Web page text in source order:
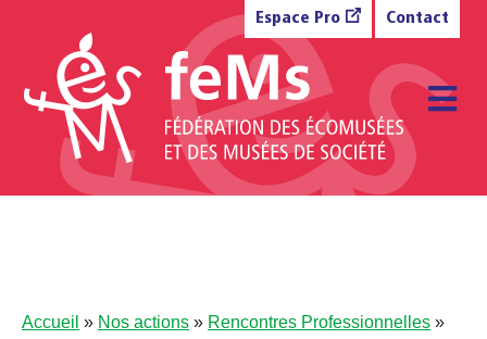
Espace Pro Contact
Accueil » Nos actions » Rencontres Professionnelles »